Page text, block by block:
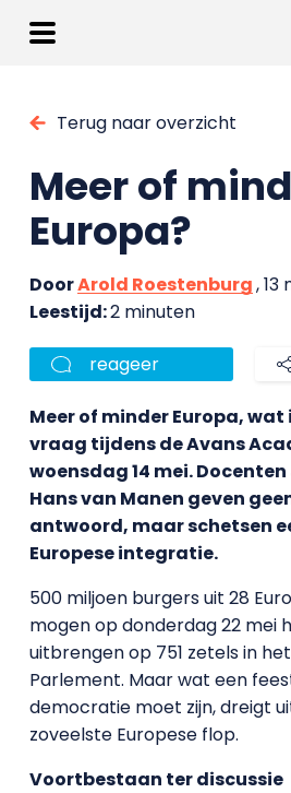
Terug naar overzicht
Meer of
Europa?
DoorArold Roestenburg, 13
Leestijd:2 minuten
reageer
Meer of minder Europa, wat
vraag tijdens de Avans
woensdag 14 mei.
Hans van Manen geven
antwoord, maar schetsen
Europese integratie.
500 miljoen burgers uit 28
mogen op donderdag 22 mei
uitbrengen op 751 zetels in
Parlement. Maar wat een
democratie moet zijn, dreigt
zoveelste Europese flop.
Voortbestaan ter discussie